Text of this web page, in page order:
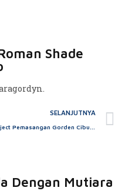
Shade
SELANJUTNYA
Dengan Mutiara